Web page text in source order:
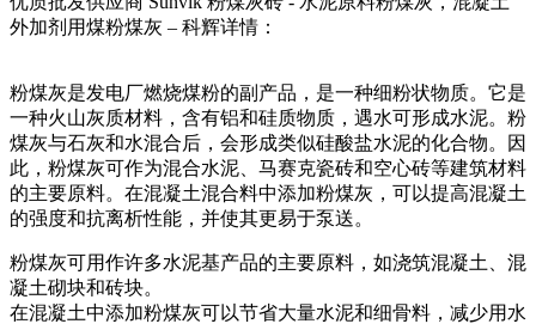
外加剂用煤粉煤灰 – 科辉详情：
粉煤灰是发电厂燃烧煤粉的副产品，是一种细粉状物质。它是
一种火山灰质材料，含有铝和硅质物质，遇水可形成水泥。粉
煤灰与石灰和水混合后，会形成类似硅酸盐水泥的化合物。因
此，粉煤灰可作为混合水泥、马赛克瓷砖和空心砖等建筑材料
的主要原料。在混凝土混合料中添加粉煤灰，可以提高混凝土
的强度和抗离析性能，并使其更易于泵送。
粉煤灰可用作许多水泥基产品的主要原料，如浇筑混凝土、混
凝土砌块和砖块。
在混凝土中添加粉煤灰可以节省大量水泥和细骨料，减少用水